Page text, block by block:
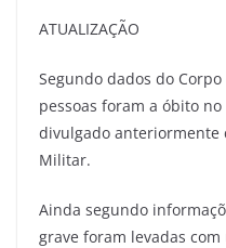
ATUALIZAÇÃO
Segundo dados do
pessoas foram a óbito
divulgado anteriormente
Militar.
Ainda segundo
grave foram levadas